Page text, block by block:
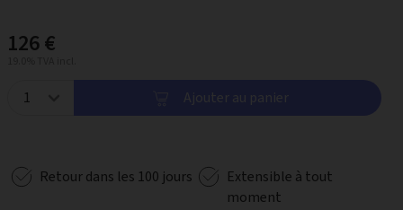
126 €
Ajouter au panier
Retour dans les 100 jours
Extensible à tout
moment